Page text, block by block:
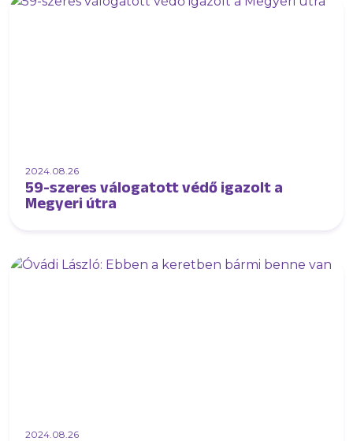
2024.08.26
59-szeres válogatott védő igazolt a
Megyeri útra
2024.08.26